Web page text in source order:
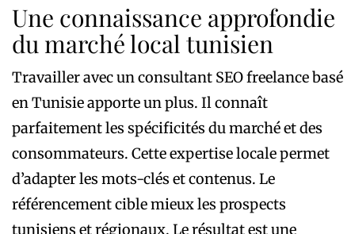
Une connaissance approfondie
du marché local tunisien
Travailler avec un consultant SEO freelance basé
en Tunisie apporte un plus. Il connaît
parfaitement les spécificités du marché et des
consommateurs. Cette expertise locale permet
d’adapter les mots-clés et contenus. Le
référencement cible mieux les prospects
tunisiens et régionaux. Le résultat est une